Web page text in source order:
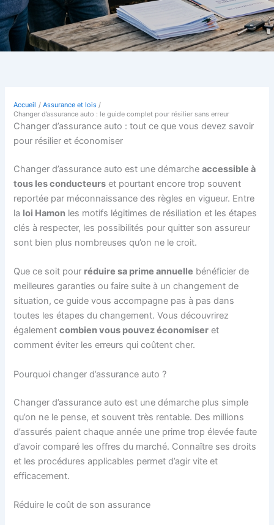
Accueil
Assurance et lois
Changer d’assurance auto : le guide complet pour résilier sans erreur
Changer d’assurance auto : tout ce que vous devez savoir
pour résilier et économiser
Changer d’assurance auto est une démarcheaccessible à
tous les conducteurs et pourtant encore trop souvent
reportée par méconnaissance des règles en vigueur. Entre
la loi Hamon les motifs légitimes de résiliation et les étapes
clés à respecter, les possibilités pour quitter son assureur
sont bien plus nombreuses qu’on ne le croit.
Que ce soit pour réduire sa prime annuelle bénéficier de
meilleures garanties ou faire suite à un changement de
situation, ce guide vous accompagne pas à pas dans
toutes les étapes du changement. Vous découvrirez
égalementcombien vous pouvez économiser et
comment éviter les erreurs qui coûtent cher.
Pourquoi changer d’assurance auto ?
Changer d’assurance auto est une démarche plus simple
qu’on ne le pense, et souvent très rentable. Des millions
d’assurés paient chaque année une prime trop élevée faute
d’avoir comparé les offres du marché. Connaître ses droits
et les procédures applicables permet d’agir vite et
efficacement.
Réduire le coût de son assurance